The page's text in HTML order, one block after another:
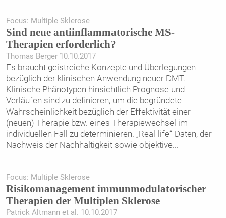
Focus: Multiple Sklerose
Sind neue antiinflammatorische MS-
Therapien erforderlich?
Thomas Berger 10.10.2017
Es braucht geistreiche Konzepte und Überlegungen
bezüglich der klinischen Anwendung neuer DMT.
Klinische Phänotypen hinsichtlich Prognose und
Verläufen sind zu definieren, um die begründete
Wahrscheinlichkeit bezüglich der Effektivität einer
(neuen) Therapie bzw. eines Therapiewechsel im
individuellen Fall zu determinieren. „Real-life“-Daten, der
Nachweis der Nachhaltigkeit sowie objektive...
Focus: Multiple Sklerose
Risikomanagement immunmodulatorischer
Therapien der Multiplen Sklerose
Patrick Altmann et al. 10.10.2017